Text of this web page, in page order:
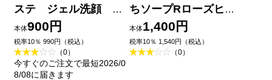
ステ ジェル洗顔 肌
やわらかモイスト １８
０ｇ 花王
本体900円
税率10％ 990円（税込）
（0）
今すぐのご注文で最短2026/0
8/08に届きます
ちソープRローズヒッ
プ ５０ｇ アイケイ
本体1,400円
税率10％ 1,540円（税込）
（0）